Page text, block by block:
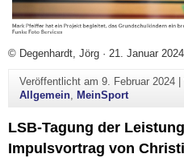
© Degenhardt, Jörg · 21. Januar 2024,
Veröffentlicht am 9. Februar 2024|
Allgemein, MeinSport
LSB-Tagung der
Impulsvortrag von